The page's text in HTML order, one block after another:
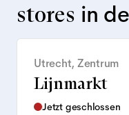
stores in
Utrecht, Zentrum
Lijnmarkt
Jetzt geschlossen